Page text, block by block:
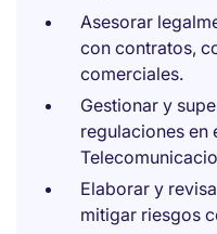
Asesorar
con contratos,
comerciales.
Gestionar y
regulaciones en
Elaborar y
mitigar riesgos